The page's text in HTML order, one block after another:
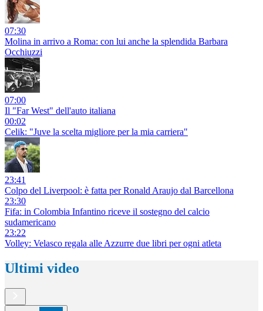
07:30
Molina in arrivo a Roma: con lui anche la splendida Barbara
Occhiuzzi
07:00
Il "Far West" dell'auto italiana
00:02
Celik: "Juve la scelta migliore per la mia carriera"
23:41
Colpo del Liverpool: è fatta per Ronald Araujo dal Barcellona
23:30
Fifa: in Colombia Infantino riceve il sostegno del calcio
sudamericano
23:22
Volley: Velasco regala alle Azzurre due libri per ogni atleta
Ultimi video